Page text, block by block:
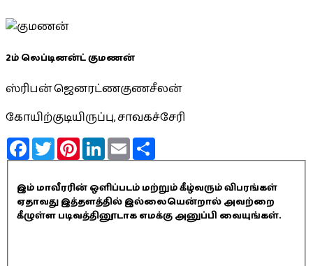
2ம் லெப்டினன்ட் குமணன்
ஸ்ரிபன் ஜெனரட்ணகுணசீலன்
கோயிற்குடியிருப்பு, சாவகச்சேரி
FacebookTwitterPinterestLinkedInEmail
இம் மாவீரரின் ஒளிப்படம் மற்றும் கீழ்வரும் விபரங்கள்
ஏதாவது இத்தளத்தில் இல்லையென்றால் அவற்றை
கீழுள்ள படிவத்தினூடாக எமக்கு அனுப்பி வையுங்கள்.